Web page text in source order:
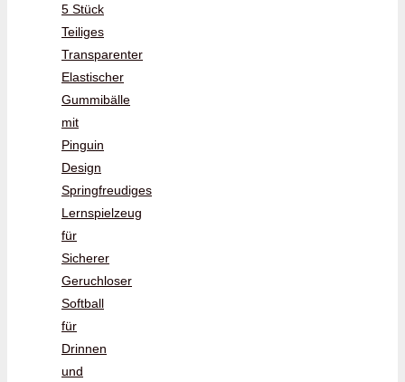
5 Stück
Teiliges
Transparenter
Elastischer
Gummibälle
mit
Pinguin
Design
Springfreudiges
Lernspielzeug
für
Sicherer
Geruchloser
Softball
für
Drinnen
und